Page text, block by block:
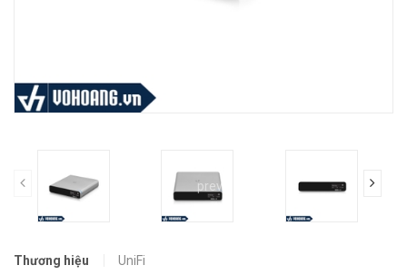
prev
Thương hiệu
UniFi